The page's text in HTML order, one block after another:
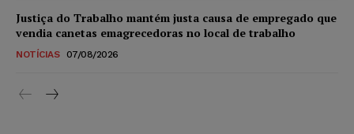
Justiça do Trabalho mantém justa causa de empregado que
vendia canetas emagrecedoras no local de trabalho
NOTÍCIAS 07/08/2026